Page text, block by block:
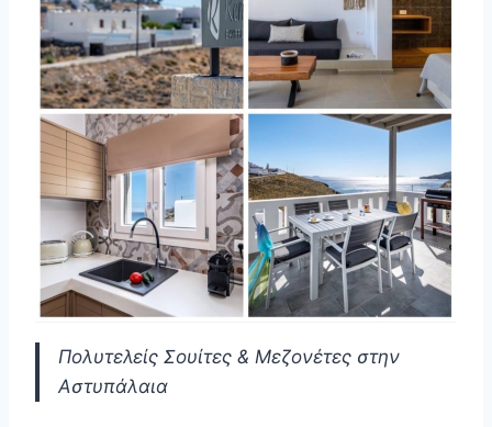
Πολυτελείς Σουίτες & Μεζονέτες στην
Αστυπάλαια